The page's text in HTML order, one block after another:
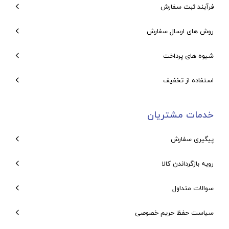
فرآیند ثبت سفارش
روش های ارسال سفارش
شیوه های پرداخت
استفاده از تخفیف
خدمات مشتریان
پیگیری سفارش
رویه بازگرداندن کالا
سوالات متداول
سیاست حفظ حریم خصوصی